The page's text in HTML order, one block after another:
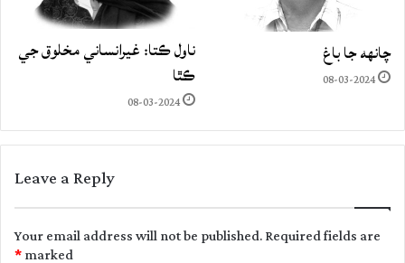
چانهه جا باغ
08-03-2024
ناول ڪتا: غيرانساني مخلوق جي
ڪٿا
08-03-2024
Leave a Reply
Your email address will not be published.Required fields are
marked
*